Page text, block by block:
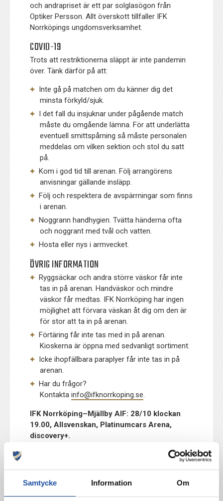
Samtycke Information Om
och andrapriset är ett par solglasögon från
Optiker Persson. Allt överskott tillfaller IFK
Norrköpings ungdomsverksamhet.
COVID-19
Trots att restriktionerna släppt är inte pandemin
över. Tänk därför på att:
Inte gå på matchen om du känner dig det
minsta förkyld/sjuk.
I det fall du insjuknar under pågående match
måste du omgående lämna. För att underlätta
eventuell smittspårning så måste personalen
meddelas om vilken sektion och stol du satt
på.
Kom i god tid till arenan. Följ arrangörens
anvisningar gällande insläpp.
Följ och respektera de avspärrningar som finns
i arenan.
Noggrann handhygien. Tvätta händerna ofta
och noggrant med tvål och vatten.
Hosta eller nys i armvecket.
ÖVRIG INFORMATION
Ryggsäckar och andra större väskor får inte
tas in på arenan. Handväskor och mindre
väskor får medtas. IFK Norrköping har ingen
möjlighet att förvara väskan åt dig om den är
för stor att ta in på arenan.
Förtäring får inte tas med in på arenan.
Kioskerna är öppna med sedvanligt sortiment.
Icke ihopfällbara paraplyer får inte tas in på
arenan.
Har du frågor?
Kontaktainfo@ifknorrkoping.se.
IFK Norrköping–Mjällby AIF: 28/10 klockan
19.00, Allsvenskan, Platinumcars Arena,
discovery+.
del av pengarna direkt till IFK Norrköping.